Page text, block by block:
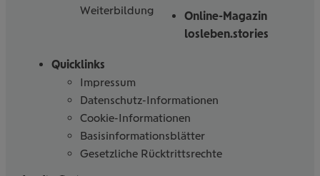
Weiterbildung
Online-Magazin
losleben.stories
Quicklinks
Impressum
Datenschutz-Informationen
Cookie-Informationen
Basisinformationsblätter
Gesetzliche Rücktrittsrechte